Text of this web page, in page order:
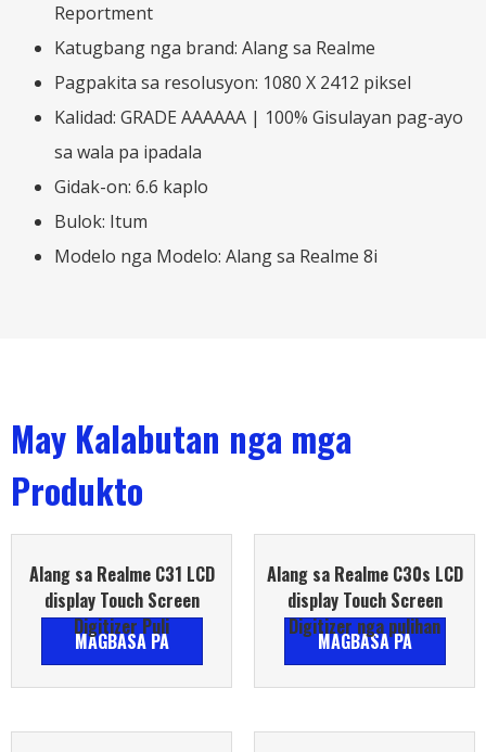
Reportment
Katugbang nga brand: Alang sa Realme
Pagpakita sa resolusyon: 1080 X 2412 piksel
Kalidad: GRADE AAAAAA | 100% Gisulayan pag-ayo
sa wala pa ipadala
Gidak-on: 6.6 kaplo
Bulok: Itum
Modelo nga Modelo: Alang sa Realme 8i
May Kalabutan nga mga
Produkto
Alang sa Realme C31 LCD
display Touch Screen
Digitizer Puli
MAGBASA PA
Alang sa Realme C30s LCD
display Touch Screen
Digitizer nga pulihan
MAGBASA PA